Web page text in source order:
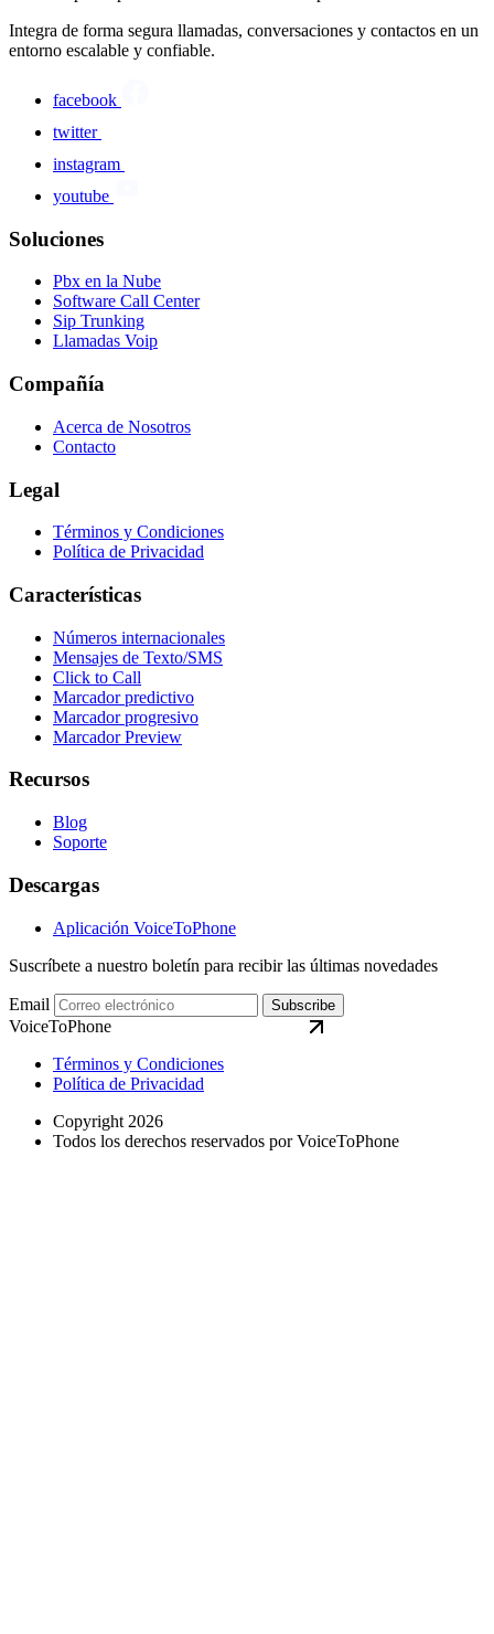
Integra de forma segura llamadas, conversaciones y contactos en un
entorno escalable y confiable.
facebook
twitter
instagram
youtube
Soluciones
Pbx en la Nube
Software Call Center
Sip Trunking
Llamadas Voip
Compañía
Acerca de Nosotros
Contacto
Legal
Términos y Condiciones
Política de Privacidad
Características
Números internacionales
Mensajes de Texto/SMS
Click to Call
Marcador predictivo
Marcador progresivo
Marcador Preview
Recursos
Blog
Soporte
Descargas
Aplicación VoiceToPhone
Suscríbete a nuestro boletín para recibir las últimas novedades
Email Subscribe
VoiceToPhone
Términos y Condiciones
Política de Privacidad
Copyright 2026
Todos los derechos reservados por VoiceToPhone